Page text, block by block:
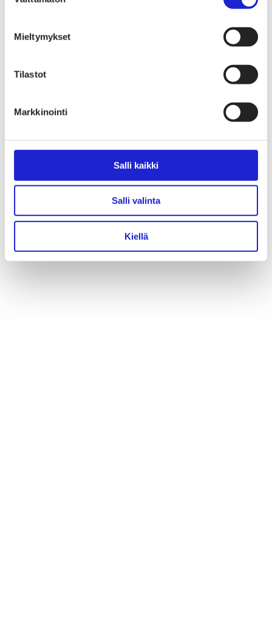
Mieltymykset
Tilastot
Markkinointi
Salli kaikki
Salli valinta
Kiellä
vahvemmin trendinä joitain vuosia sitten, minulla vain kesti